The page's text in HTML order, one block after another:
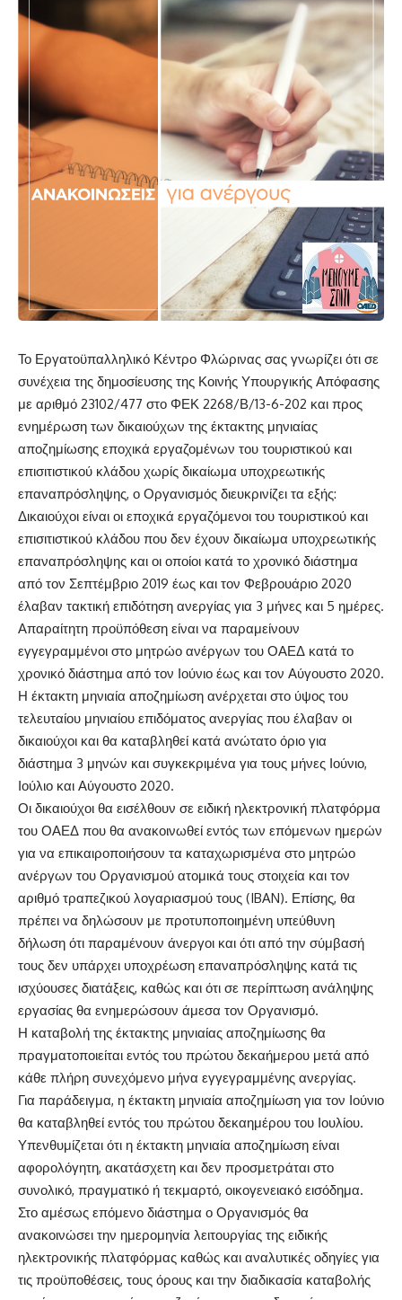
Το Εργατοϋπαλληλικό Κέντρο Φλώρινας σας γνωρίζει ότι σε
συνέχεια της δημοσίευσης της Κοινής Υπουργικής Απόφασης
με αριθμό 23102/477 στο ΦΕΚ 2268/Β/13-6-202 και προς
ενημέρωση των δικαιούχων της έκτακτης μηνιαίας
αποζημίωσης εποχικά εργαζομένων του τουριστικού και
επισιτιστικού κλάδου χωρίς δικαίωμα υποχρεωτικής
επαναπρόσληψης, ο Οργανισμός διευκρινίζει τα εξής:
Δικαιούχοι είναι οι εποχικά εργαζόμενοι του τουριστικού και
επισιτιστικού κλάδου που δεν έχουν δικαίωμα υποχρεωτικής
επαναπρόσληψης και οι οποίοι κατά το χρονικό διάστημα
από τον Σεπτέμβριο 2019 έως και τον Φεβρουάριο 2020
έλαβαν τακτική επιδότηση ανεργίας για 3 μήνες και 5 ημέρες.
Απαραίτητη προϋπόθεση είναι να παραμείνουν
εγγεγραμμένοι στο μητρώο ανέργων του ΟΑΕΔ κατά το
χρονικό διάστημα από τον Ιούνιο έως και τον Αύγουστο 2020.
Η έκτακτη μηνιαία αποζημίωση ανέρχεται στο ύψος του
τελευταίου μηνιαίου επιδόματος ανεργίας που έλαβαν οι
δικαιούχοι και θα καταβληθεί κατά ανώτατο όριο για
διάστημα 3 μηνών και συγκεκριμένα για τους μήνες Ιούνιο,
Ιούλιο και Αύγουστο 2020.
Οι δικαιούχοι θα εισέλθουν σε ειδική ηλεκτρονική πλατφόρμα
του ΟΑΕΔ που θα ανακοινωθεί εντός των επόμενων ημερών
για να επικαιροποιήσουν τα καταχωρισμένα στο μητρώο
ανέργων του Οργανισμού ατομικά τους στοιχεία και τον
αριθμό τραπεζικού λογαριασμού τους (IBAN). Επίσης, θα
πρέπει να δηλώσουν με προτυποποιημένη υπεύθυνη
δήλωση ότι παραμένουν άνεργοι και ότι από την σύμβασή
τους δεν υπάρχει υποχρέωση επαναπρόσληψης κατά τις
ισχύουσες διατάξεις, καθώς και ότι σε περίπτωση ανάληψης
εργασίας θα ενημερώσουν άμεσα τον Οργανισμό.
Η καταβολή της έκτακτης μηνιαίας αποζημίωσης θα
πραγματοποιείται εντός του πρώτου δεκαήμερου μετά από
κάθε πλήρη συνεχόμενο μήνα εγγεγραμμένης ανεργίας.
Για παράδειγμα, η έκτακτη μηνιαία αποζημίωση για τον Ιούνιο
θα καταβληθεί εντός του πρώτου δεκαημέρου του Ιουλίου.
Υπενθυμίζεται ότι η έκτακτη μηνιαία αποζημίωση είναι
αφορολόγητη, ακατάσχετη και δεν προσμετράται στο
συνολικό, πραγματικό ή τεκμαρτό, οικογενειακό εισόδημα.
Στο αμέσως επόμενο διάστημα ο Οργανισμός θα
ανακοινώσει την ημερομηνία λειτουργίας της ειδικής
ηλεκτρονικής πλατφόρμας καθώς και αναλυτικές οδηγίες για
τις προϋποθέσεις, τους όρους και την διαδικασία καταβολής